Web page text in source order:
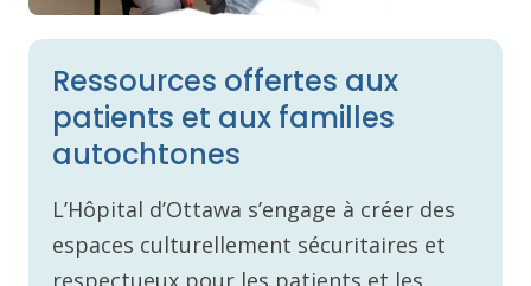
Ressources offertes aux
patients et aux familles
autochtones
L’Hôpital d’Ottawa s’engage à créer des
espaces culturellement sécuritaires et
respectueux pour les patients et les